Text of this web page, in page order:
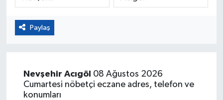
Paylaş
Nevşehir Acıgöl 08 Ağustos 2026
Cumartesi nöbetçi eczane adres, telefon ve
konumları
Turizm